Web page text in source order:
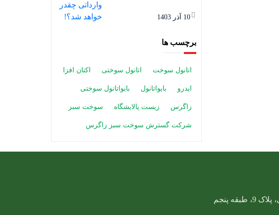
10 آذر 1403
برچسب ها
اتانول سوخت اتانول سوختی اکتان افزا
ایدرو بایواتانول بایواتانول سوختی
زاگرس زیست پالایشگاه سوخت سبز
شرکت گسترش سوخت سبز زاگرس